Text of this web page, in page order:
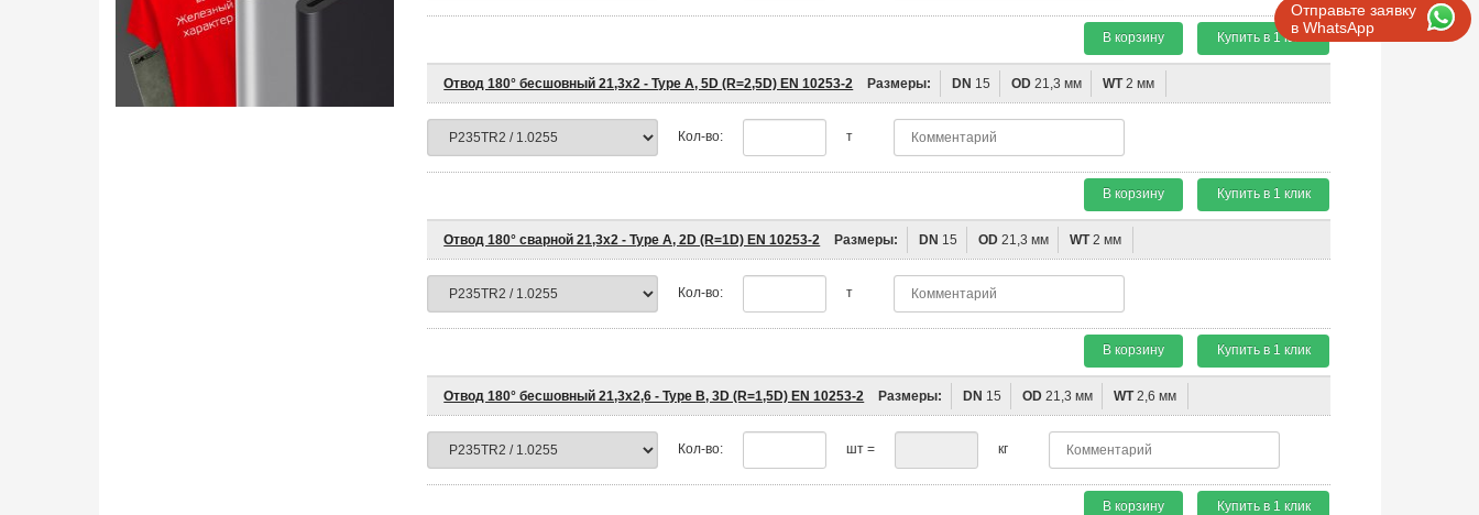
Отправьте заявку
в WhatsApp
В корзину Купить в 1 клик
Отвод 180° бесшовный 21,3х2 - Type A, 5D (R=2,5D) EN 10253-2 Размеры: DN 15 OD 21,3 мм WT2 мм
Кол-во: т
В корзину Купить в 1 клик
Отвод 180° сварной 21,3х2 - Type A, 2D (R=1D) EN 10253-2 Размеры: DN 15 OD 21,3 мм WT2 мм
Кол-во: т
В корзину Купить в 1 клик
Отвод 180° бесшовный 21,3х2,6 - Type B, 3D (R=1,5D) EN 10253-2 Размеры: DN 15 OD 21,3 мм WT2,6 мм
Кол-во: шт = кг
В корзину Купить в 1 клик